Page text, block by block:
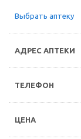
Выбрать аптеку